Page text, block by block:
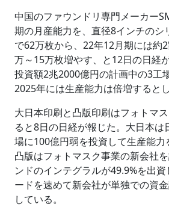
中国のファウンドリ専門メーカー
期の月産能力を、直径8インチのシ
で62万枚から、22年12月期には約
万～15万枚増やす、と12日の日経
投資額2兆2000億円の計画中の3工
2025年には生産能力は倍増するとし
大日本印刷と凸版印刷はフォトマ
ると8日の日経が報じた。大日本は
場に100億円弱を投資して生産能力
凸版はフォトマスク事業の新会社
ンドのインテグラルが49.9%を出
ードを速めて新会社が単独での資
している。